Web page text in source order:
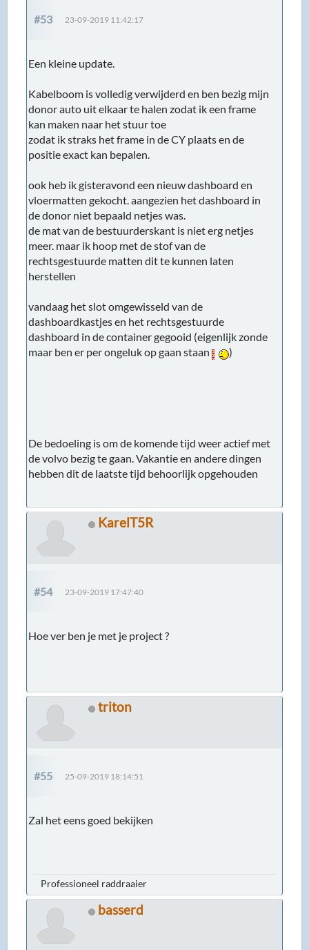
#53 23-09-2019 11:42:17
Een kleine update.
Kabelboom is volledig verwijderd en ben bezig mijn
donor auto uit elkaar te halen zodat ik een frame
kan maken naar het stuur toe
zodat ik straks het frame in de CY plaats en de
positie exact kan bepalen.
ook heb ik gisteravond een nieuw dashboard en
vloermatten gekocht. aangezien het dashboard in
de donor niet bepaald netjes was.
de mat van de bestuurderskant is niet erg netjes
meer. maar ik hoop met de stof van de
rechtsgestuurde matten dit te kunnen laten
herstellen
vandaag het slot omgewisseld van de
dashboardkastjes en het rechtsgestuurde
dashboard in de container gegooid (eigenlijk zonde
maar ben er per ongeluk op gaan staan
)
De bedoeling is om de komende tijd weer actief met
de volvo bezig te gaan. Vakantie en andere dingen
hebben dit de laatste tijd behoorlijk opgehouden
KarelT5R
#54 23-09-2019 17:47:40
Hoe ver ben je met je project ?
triton
#55 25-09-2019 18:14:51
Zal het eens goed bekijken
Professioneel raddraaier
basserd